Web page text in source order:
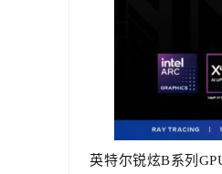
英特尔锐炫B系列